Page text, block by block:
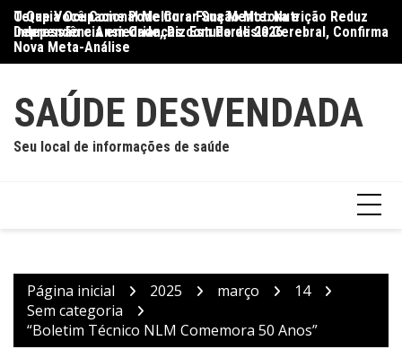
para
conteúdo
O Que Você Come Pode Curar Sua Mente: Nutrição Reduz
Depressão e Ansiedade, Diz Estudo de 2026
Terapia Ocupacional Melhora Função Motora e
Independência em Crianças com Paralisia Cerebral, Confirma
Nova Meta-Análise
SAÚDE DESVENDADA
Seu local de informações de saúde
Página inicial 2025 março
14
Sem categoria
“Boletim Técnico NLM Comemora 50 Anos”